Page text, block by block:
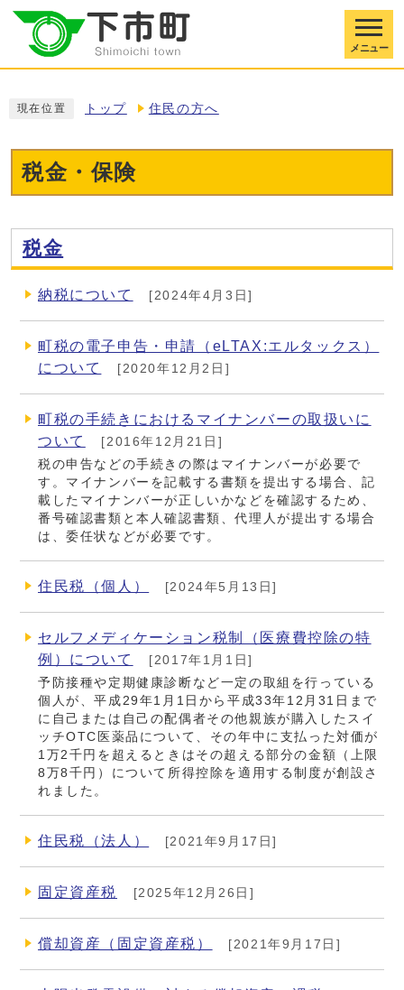
メニュー
現在位置 トップ 住民の方へ
税金・保険
税金
納税について [2024年4月3日]
町税の電子申告・申請（eLTAX:エルタックス）
について
[2020年12月2日]
町税の手続きにおけるマイナンバーの取扱いに
ついて
[2016年12月21日]
税の申告などの手続きの際はマイナンバーが必要で
す。マイナンバーを記載する書類を提出する場合、記
載したマイナンバーが正しいかなどを確認するため、
番号確認書類と本人確認書類、代理人が提出する場合
は、委任状などが必要です。
住民税（個人） [2024年5月13日]
セルフメディケーション税制（医療費控除の特
例）について
[2017年1月1日]
予防接種や定期健康診断など一定の取組を行っている
個人が、平成29年1月1日から平成33年12月31日まで
に自己または自己の配偶者その他親族が購入したスイ
ッチOTC医薬品について、その年中に支払った対価が
1万2千円を超えるときはその超える部分の金額（上限
8万8千円）について所得控除を適用する制度が創設さ
れました。
住民税（法人） [2021年9月17日]
固定資産税 [2025年12月26日]
償却資産（固定資産税） [2021年9月17日]